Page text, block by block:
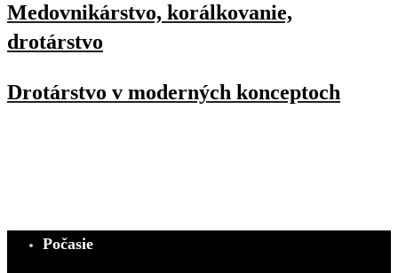
Medovnikárstvo, korálkovanie,
drotárstvo
Drotárstvo v moderných konceptoch
Počasie